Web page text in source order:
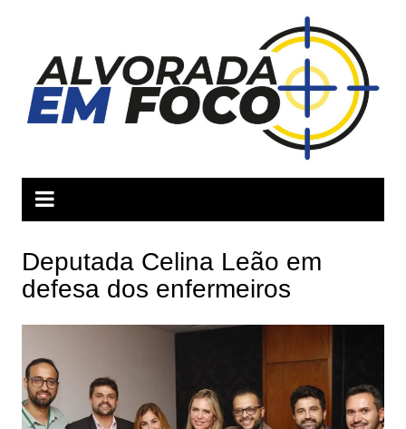
conteúdo
Deputada Celina Leão em
defesa dos enfermeiros